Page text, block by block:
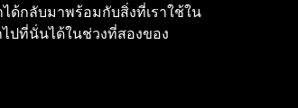
ด้กลับมาพร้อมกับสิ่งที่เราใช้ใน
ปที่นั่นได้ในช่วงที่สองของ